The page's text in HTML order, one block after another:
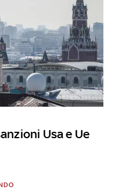
Usa e Ue